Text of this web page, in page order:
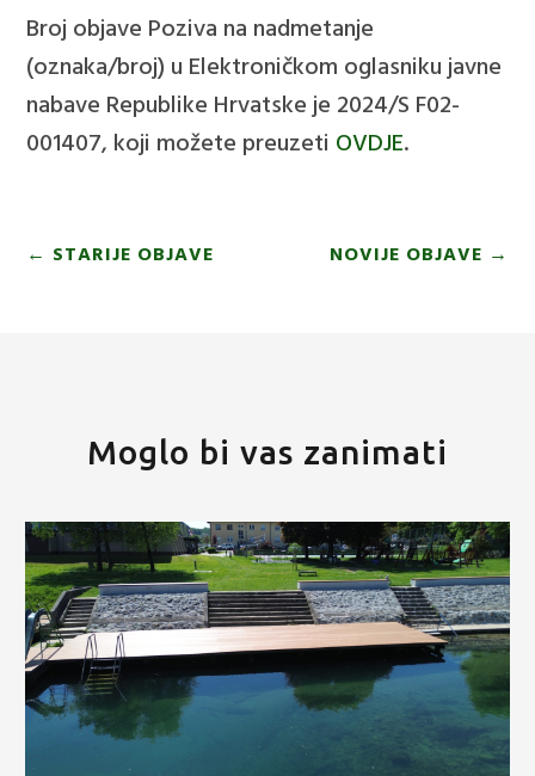
Broj objave Poziva na nadmetanje
(oznaka/broj) u Elektroničkom oglasniku javne
nabave Republike Hrvatske je 2024/S F02-
001407, koji možete preuzeti OVDJE.
← STARIJE OBJAVE NOVIJE OBJAVE →
Moglo bi vas zanimati